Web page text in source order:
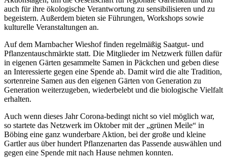
auch für ihre ökologische Verantwortung zu sensibilisieren und zu
begeistern. Außerdem bieten sie Führungen, Workshops sowie
kulturelle Veranstaltungen an.
Auf dem Marnbacher Wieshof finden regelmäßig Saatgut- und
Pflanzentauschmärkte statt. Die Mitglieder im Netzwerk füllen dafür
in eigenen Gärten gesammelte Samen in Päckchen und geben diese
an Interessierte gegen eine Spende ab. Damit wird die alte Tradition,
sortenreine Samen aus den eigenen Gärten von Generation zu
Generation weiterzugeben, wiederbelebt und die biologische Vielfalt
erhalten.
Auch wenn dieses Jahr Corona-bedingt nicht so viel möglich war,
so startete das Netzwerk im Oktober mit der „grünen Meile“ in
Böbing eine ganz wunderbare Aktion, bei der große und kleine
Gartler aus über hundert Pflanzenarten das Passende auswählen und
gegen eine Spende mit nach Hause nehmen konnten.